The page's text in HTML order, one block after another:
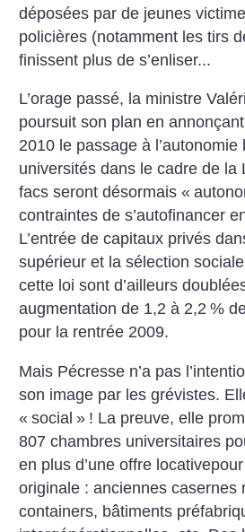
déposées par de jeunes
policières (notamment les tirs
finissent plus de s’enliser...
L’orage passé, la ministre
poursuit son plan en
2010 le passage à
universités dans le cadre de la
facs seront désormais «
contraintes de s’autofinancer
L’entrée de capitaux privés
supérieur et la sélection
cette loi sont d’ailleurs
augmentation de 1,2 à 2,2 %
pour la rentrée 2009.
Mais Pécresse n’a pas
son image par les grévistes.
« social » ! La preuve, elle
807 chambres universitaires
en plus d’une offre
originale : anciennes casernes
containers, bâtiments